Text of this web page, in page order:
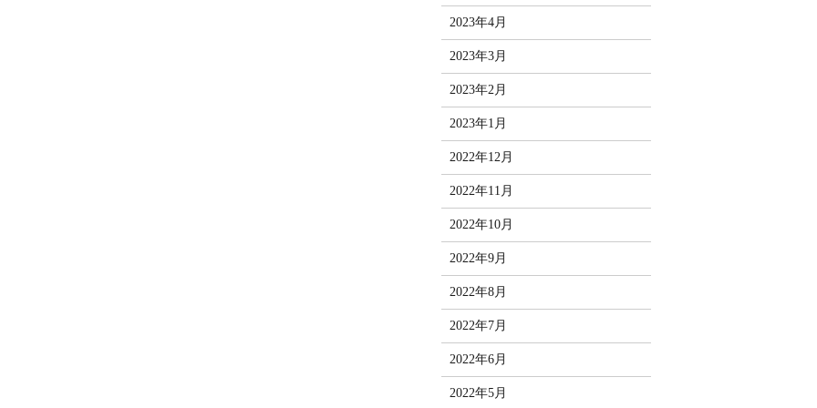
2023年4月
2023年3月
2023年2月
2023年1月
2022年12月
2022年11月
2022年10月
2022年9月
2022年8月
2022年7月
2022年6月
2022年5月